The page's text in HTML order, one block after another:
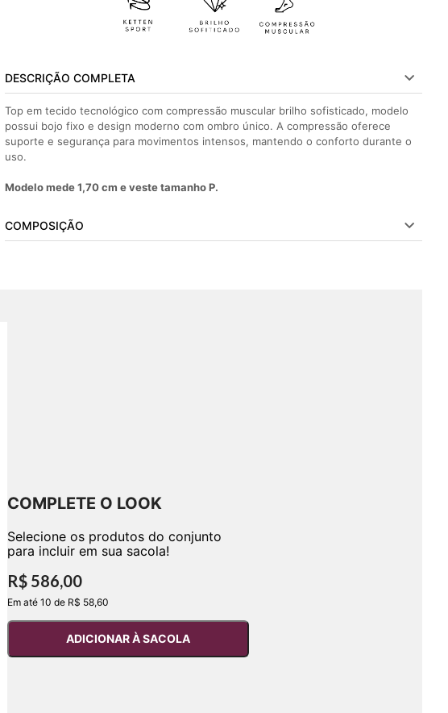
DESCRIÇÃO COMPLETA
Top em tecido tecnológico com compressão muscular brilho sofisticado, modelo
possui bojo fixo e design moderno com ombro único. A compressão oferece
suporte e segurança para movimentos intensos, mantendo o conforto durante o
uso.
Modelo mede 1,70 cm e veste tamanho P.
COMPOSIÇÃO
COMPLETE O LOOK
Selecione os produtos do conjunto
para incluir em sua sacola!
R$ 586,00
Em até 10 de R$ 58,60
ADICIONAR À SACOLA